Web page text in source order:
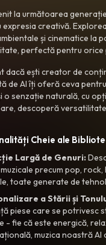
la următoarea
expresia creativă.
și cinematice la
perfectă pentru orice
dacă ești creator de
de AI îți oferă ceva
o senzație naturală, cu
descoperă
Cheie ale
Largă de Genuri:
precum pop, rock,
toate generate de
a Stării și
piese care se potrivesc
- fie că este energică,
muzica noastră